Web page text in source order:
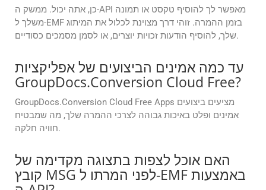
כן, אתה יכול. ממשק ה-API מאפשר לך להוסיף טקסט או תמונה
משלך ל-EMF בזמן ההמרה. זוהי דרך מצוינת לכלול את המיתוג
שלך, להוסיף הודעות זכויות יוצרים, או לסמן מסמכים כסודיים.
עד כמה אמינים הביצועים של אפליקציות
GroupDocs.Conversion Cloud Free?
GroupDocs.Conversion Cloud Free Apps מציעים ביצועים
אמינים ופלט באיכות גבוהה לצרכי ההמרה שלך, מה שמבטיח
חוויה חלקה.
האם אוכל לצפות בתצוגה מקדימה של
קובץ MSG לפני המרתו ל-EMF באמצעות